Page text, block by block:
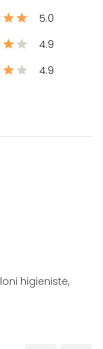
5.0
4.9
4.9
higienistė,